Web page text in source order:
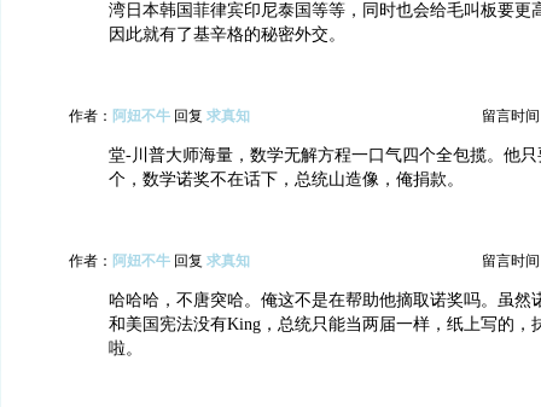
湾日本韩国菲律宾印尼泰国等等，同时也会给毛叫板要更
因此就有了基辛格的秘密外交。
作者： 阿妞不牛 回复 求真知 留言时间
堂-川普大师海量，数学无解方程一口气四个全包揽。他
个，数学诺奖不在话下，总统山造像，俺捐款。
作者： 阿妞不牛 回复 求真知 留言时间
哈哈哈，不唐突哈。俺这不是在帮助他摘取诺奖吗。虽然
和美国宪法没有King，总统只能当两届一样，纸上写的，
啦。